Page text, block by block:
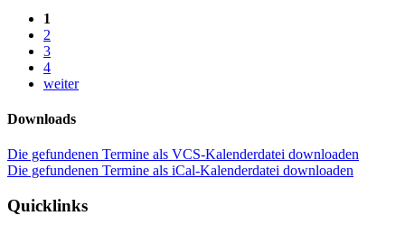
1
2
3
4
weiter
Downloads
Die gefundenen Termine als VCS-Kalenderdatei downloaden
Die gefundenen Termine als iCal-Kalenderdatei downloaden
Quicklinks